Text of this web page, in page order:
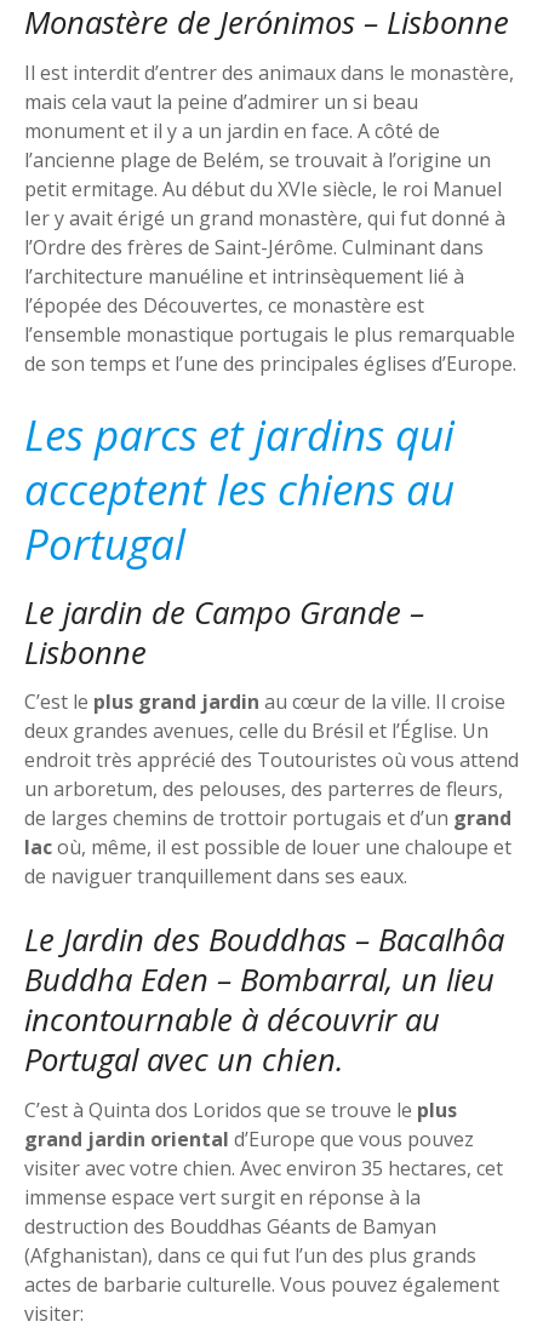
Monastère de Jerónimos – Lisbonne
Il est interdit d’entrer des animaux dans le monastère,
mais cela vaut la peine d’admirer un si beau
monument et il y a un jardin en face. A côté de
l’ancienne plage de Belém, se trouvait à l’origine un
petit ermitage. Au début du XVIe siècle, le roi Manuel
Ier y avait érigé un grand monastère, qui fut donné à
l’Ordre des frères de Saint-Jérôme. Culminant dans
l’architecture manuéline et intrinsèquement lié à
l’épopée des Découvertes, ce monastère est
l’ensemble monastique portugais le plus remarquable
de son temps et l’une des principales églises d’Europe.
Les parcs et jardins qui
acceptent les chiens au
Portugal
Le jardin de Campo Grande –
Lisbonne
C’est le plus grand jardin au cœur de la ville. Il croise
deux grandes avenues, celle du Brésil et l’Église. Un
endroit très apprécié des Toutouristes où vous attend
un arboretum, des pelouses, des parterres de fleurs,
de larges chemins de trottoir portugais et d’un grand
lacoù, même, il est possible de louer une chaloupe et
de naviguer tranquillement dans ses eaux.
Le Jardin des Bouddhas – Bacalhôa
Buddha Eden – Bombarral, un lieu
incontournable à découvrir au
Portugal avec un chien.
C’est à Quinta dos Loridos que se trouve le plus
grand jardin oriental d’Europe que vous pouvez
visiter avec votre chien. Avec environ 35 hectares, cet
immense espace vert surgit en réponse à la
destruction des Bouddhas Géants de Bamyan
(Afghanistan), dans ce qui fut l’un des plus grands
actes de barbarie culturelle. Vous pouvez également
visiter: